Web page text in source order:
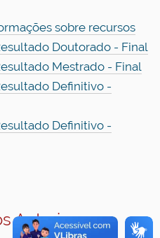
sobre recursos
Doutorado - Final
Mestrado - Final
Definitivo -
Definitivo -
Anteriores